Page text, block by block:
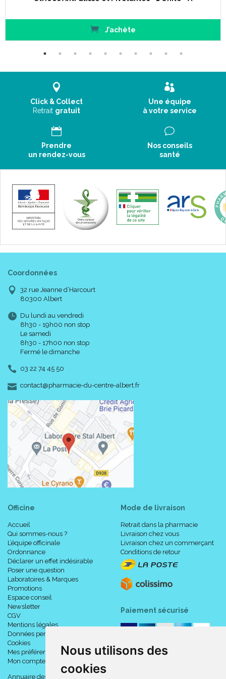
Nous utilisons des
cookies
J’achète
Click & Collect
Retrait gratuit
Une équipe
à votre service
Prendre
un rendez-vous
Nos conseils
santé
Coordonnées
32 rue Jeanne d’Harcourt
80300 Albert
Du lundi au vendredi
8h30 - 19h00 non stop
Le samedi
8h30 - 17h00 non stop
Fermé le dimanche
03 22 74 45 50
contact-
@-
pharmacie-du-centre-albert.fr
Officine
Accueil
Qui sommes-nous ?
L’équipe officinale
Ordonnance
Déclarer un effet indésirable
Poser une question
Laboratoires & Marques
Promotions
Espace conseil
Newsletter
CGV
Mentions légales
Données personnelles
Cookies
Mes préférences Cookies
Mon compte
Annuaire des pharmacies
Mode de livraison
Retrait dans la pharmacie
Livraison chez vous
Livraison chez un commerçant
Conditions de retour
Paiement sécurisé